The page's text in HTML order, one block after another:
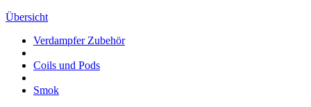
Übersicht
Verdampfer Zubehör
Coils und Pods
Smok